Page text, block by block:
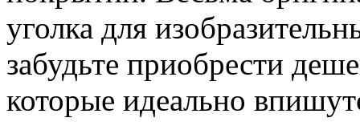
уголка для
забудьте приобрести
которые идеально